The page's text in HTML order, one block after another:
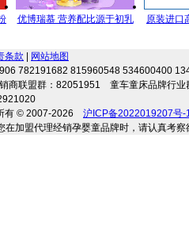
优博瑞慕 营养配比源于初乳
原装进口
条款
网站地图
782191682 815960548 534600400
商联盟群：82051951 童车童床品牌行
有 © 2007-2026 沪ICP备2022019207号-
在加盟代理经销孕婴童品牌时，请认真考